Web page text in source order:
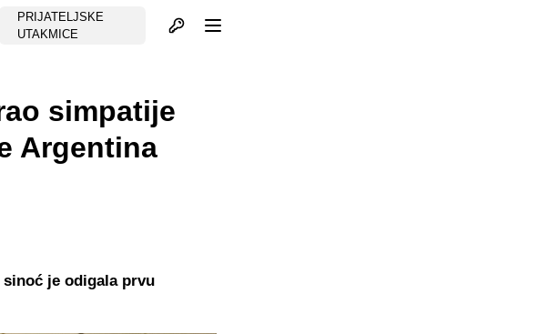
PRIJATELJSKE
UTAKMICE
Otvori profil
simpatije
Argentina
sinoć je odigala prvu